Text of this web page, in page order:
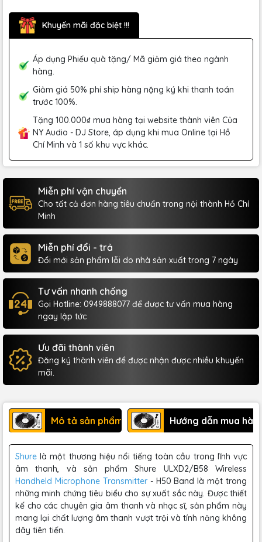
Khuyến mãi đặc biệt !!!
Áp dụng Phiếu quà tặng/ Mã giảm giá theo ngành
hàng.
Giảm giá 50% phí ship hàng nặng ký khi thanh toán
trước 100%.
Tặng 100.000₫ mua hàng tại website thành viên Của
NY Audio - DJ Store, áp dụng khi mua Online tại Hồ
Chí Minh và 1 số khu vực khác.
Miễn phí vận chuyển
Cho tất cả đơn hàng tiêu chuẩn trong nội thành Hồ Chí
Minh
Miễn phí đổi - trả
Đổi mới sản phẩm lỗi do nhà sản xuất trong 7 ngày
Tư vấn nhanh chống
Gọi Hotline: 0949888077 để được tư vấn mua hàng
ngay lập tức
Ưu đãi thành viên
Đăng ký thành viên để được nhận được nhiều khuyến
mãi.
Mô tả sản phẩm Hướng dẫn mua
Shure là một thương hiệu nổi tiếng toàn cầu trong lĩnh vực
âm thanh, và sản phẩm Shure ULXD2/B58 Wireless
Handheld Microphone Transmitter- H50 Band là một trong
những minh chứng tiêu biểu cho sự xuất sắc này. Được thiết
kế cho các chuyên gia âm thanh và nhạc sĩ, sản phẩm này
mang lại chất lượng âm thanh vượt trội và tính năng không
dây tiên tiến.